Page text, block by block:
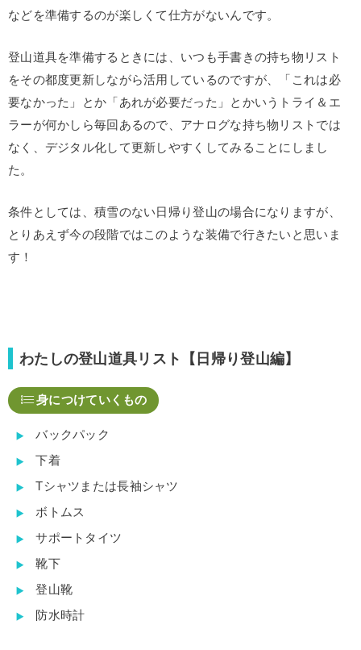
などを準備するのが楽しくて仕方がないんです。
登山道具を準備するときには、いつも手書きの持ち物リスト
をその都度更新しながら活用しているのですが、「これは必
要なかった」とか「あれが必要だった」とかいうトライ＆エ
ラーが何かしら毎回あるので、アナログな持ち物リストでは
なく、デジタル化して更新しやすくしてみることにしまし
た。
条件としては、積雪のない日帰り登山の場合になりますが、
とりあえず今の段階ではこのような装備で行きたいと思いま
す！
わたしの登山道具リスト【日帰り登山編】
身につけていくもの
バックパック
下着
Tシャツまたは長袖シャツ
ボトムス
サポートタイツ
靴下
登山靴
防水時計